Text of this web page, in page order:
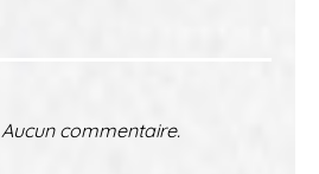
Aucun commentaire.